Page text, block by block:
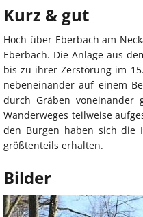
Kurz & gut
Hoch über Eberbach am
Eberbach. Die Anlage aus
bis zu ihrer Zerstörung im
nebeneinander auf einem
durch Gräben voneinander
Wanderweges teilweise
den Burgen haben sich die
größtenteils erhalten.
Bilder